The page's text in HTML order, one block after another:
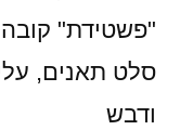
"פשטידת" קובה
סלט תאנים,
ודבש